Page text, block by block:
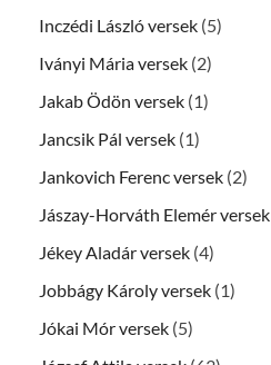
Inczédi László versek (5)
Iványi Mária versek (2)
Jakab Ödön versek (1)
Jancsik Pál versek (1)
Jankovich Ferenc versek (2)
Jászay-Horváth Elemér versek
Jékey Aladár versek (4)
Jobbágy Károly versek (1)
Jókai Mór versek (5)